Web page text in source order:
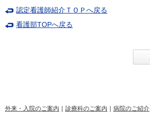
認定看護師紹介ＴＯＰへ戻る
看護部TOPへ戻る
外来・入院のご案内 診療科のご案内 病院のご紹介